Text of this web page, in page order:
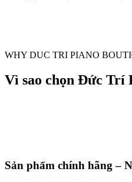
WHY DUC TRI PIANO
Vì sao chọn Đức Trí
Sản phẩm chính hãng –